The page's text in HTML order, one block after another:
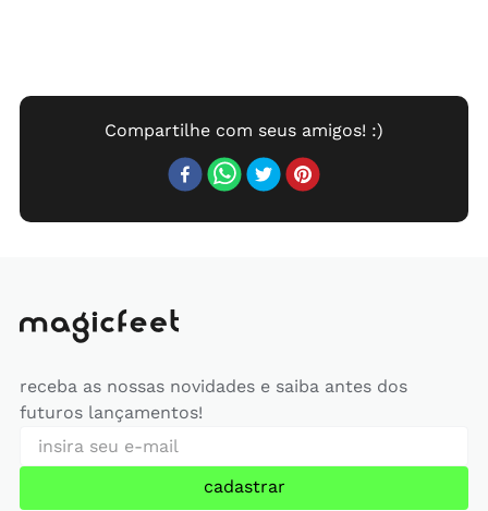
receba as nossas novidades e saiba antes dos
futuros lançamentos!
cadastrar